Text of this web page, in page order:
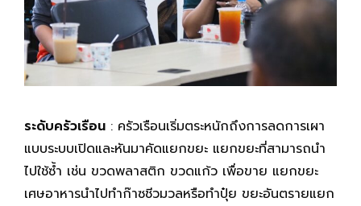
ระดับครัวเรือน : ครัวเรือนเริ่มตระหนักถึงการลดการเผา
แบบระบบเปิดและหันมาคัดแยกขยะ แยกขยะที่สามารถนำ
ไปใช้ซ้ำ เช่น ขวดพลาสติก ขวดแก้ว เพื่อขาย แยกขยะ
เศษอาหารนำไปทำก๊าซชีวมวลหรือทำปุ๋ย ขยะอันตรายแยก